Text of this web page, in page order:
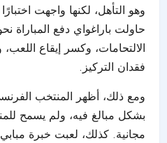
وهو التأهل، لكنها واجهت اختبارًا
حاولت باراغواي دفع المباراة
الالتحامات، وكسر إيقاع
فقدان التركيز.
ومع ذلك، أظهر المنتخب
بشكل مبالغ فيه، ولم يسمح
مجانية. كذلك، لعبت خبرة